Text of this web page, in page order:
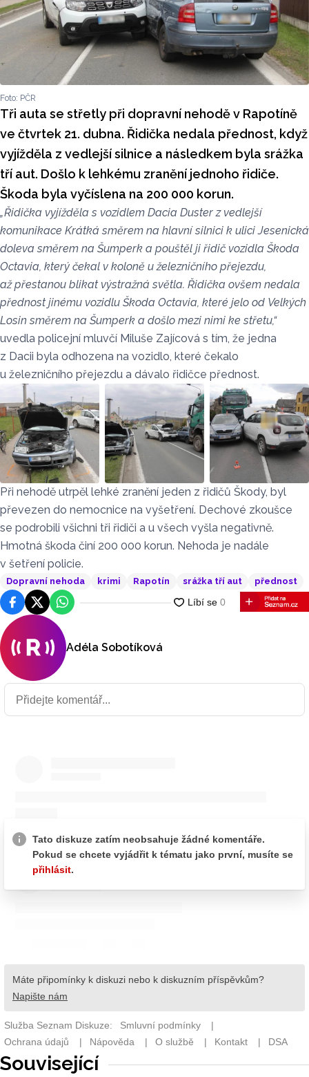
Foto: PČR
Tři auta se střetly při dopravní nehodě v Rapotíně
ve čtvrtek 21. dubna. Řidička nedala přednost, když
vyjížděla z vedlejší silnice a následkem byla srážka
tří aut. Došlo k lehkému zranění jednoho řidiče.
Škoda byla vyčíslena na 200 000 korun.
„Řidička vyjížděla s vozidlem Dacia Duster z vedlejší
komunikace Krátká směrem na hlavní silnici k ulici Jesenická
doleva směrem na Šumperk a pouštěl ji řidič vozidla Škoda
Octavia, který čekal v koloně u železničního přejezdu,
až přestanou blikat výstražná světla. Řidička ovšem nedala
přednost jinému vozidlu Škoda Octavia, které jelo od Velkých
Losin směrem na Šumperk a došlo mezi nimi ke střetu,“
uvedla policejní mluvčí Miluše Zajícová s tím, že jedna
z Dacii byla odhozena na vozidlo, které čekalo
u železničního přejezdu a dávalo řidičce přednost.
Při nehodě utrpěl lehké zranění jeden z řidičů Škody, byl
převezen do nemocnice na vyšetření. Dechové zkoušce
se podrobili všichni tři řidiči a u všech vyšla negativně.
Hmotná škoda činí 200 000 korun. Nehoda je nadále
v šetření policie.
Dopravní nehoda krimi Rapotín srážka tří aut přednost
FacebookPlatforma X
WhatsApp
Adéla Sobotíková
Související